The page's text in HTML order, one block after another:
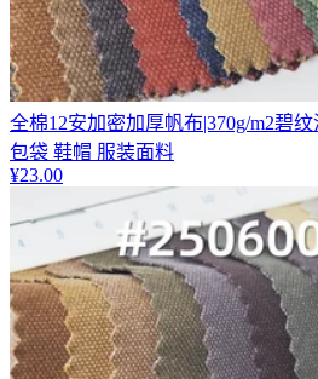
全棉12安加密加厚帆布|370g/m2碧
包袋 鞋帽 服装面料
¥23.00